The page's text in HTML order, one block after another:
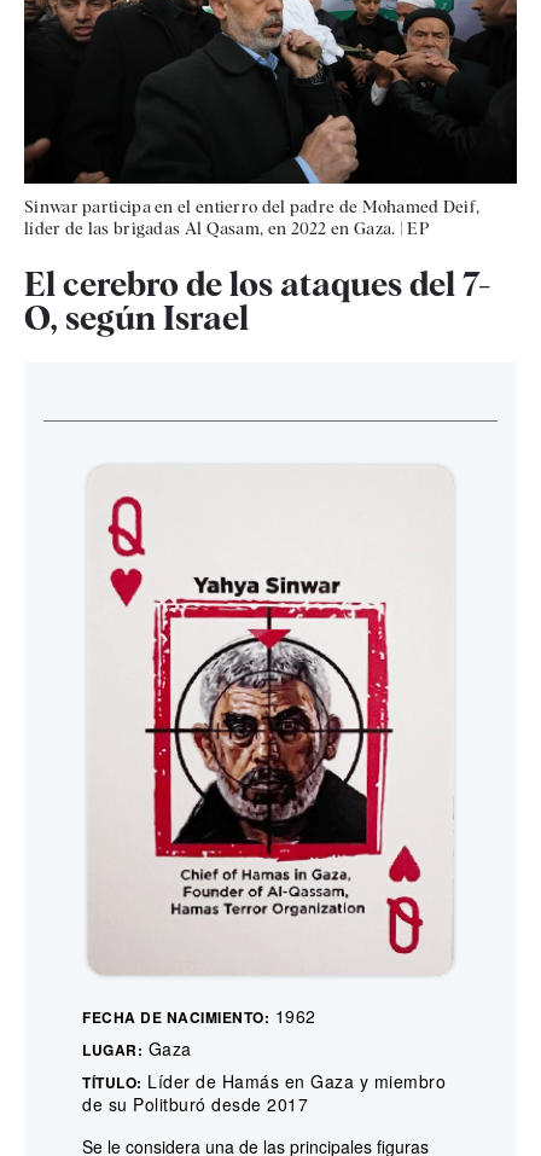
Sinwar participa en el entierro del padre de Mohamed Deif,
líder de las brigadas Al Qasam, en 2022 en Gaza. |EP
El cerebro de los ataques del 7-
O, según Israel
FECHA DE NACIMIENTO: 1962
LUGAR: Gaza
TÍTULO: Líder de Hamás en Gaza y miembro
de su Politburó desde 2017
Se le considera una de las principales figuras